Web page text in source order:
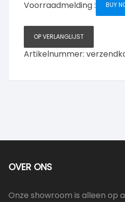
Voorraadmelding : BUY
OP VERLANGLIJST
Artikelnummer:
OVER ONS
Onze showroom is alleen op